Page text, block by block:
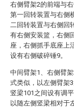
右侧臂架2的前端与
第一回转装置与右侧
二回转装置与右侧回
有右侧安装篮，右侧
座，右侧抓手底座上
设有右侧破碎锤9。
中间臂架1、右侧臂
式类似，以左侧臂架
竖梁101之间设有调
以随左侧竖梁相对于